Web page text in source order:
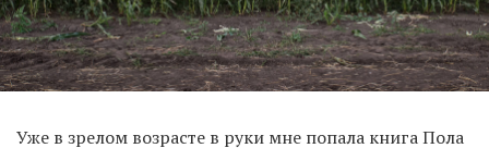
Уже в зрелом возрасте в руки мне попала книга Пола